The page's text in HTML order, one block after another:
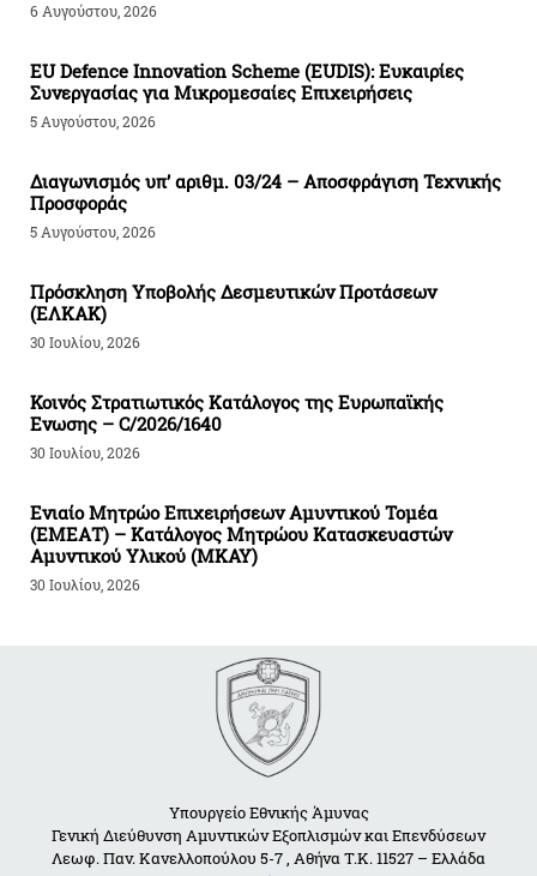
6 Αυγούστου, 2026
EU Defence Innovation Scheme (EUDIS): Ευκαιρίες
Συνεργασίας για Μικρομεσαίες Επιχειρήσεις
5 Αυγούστου, 2026
Διαγωνισμός υπ’ αριθμ. 03/24 – Αποσφράγιση Τεχνικής
Προσφοράς
5 Αυγούστου, 2026
Πρόσκληση Υποβολής Δεσμευτικών Προτάσεων
(ΕΛΚΑΚ)
30 Ιουλίου, 2026
Κοινός Στρατιωτικός Κατάλογος της Ευρωπαϊκής
Ενωσης – C/2026/1640
30 Ιουλίου, 2026
Ενιαίο Μητρώο Επιχειρήσεων Αμυντικού Τομέα
(ΕΜΕΑΤ) – Κατάλογος Μητρώου Κατασκευαστών
Αμυντικού Υλικού (ΜΚΑΥ)
30 Ιουλίου, 2026
Υπουργείο Εθνικής Άμυνας
Γενική Διεύθυνση Αμυντικών Εξοπλισμών και Επενδύσεων
Λεωφ. Παν. Κανελλοπούλου 5-7 , Αθήνα Τ.Κ. 11527 – Ελλάδα